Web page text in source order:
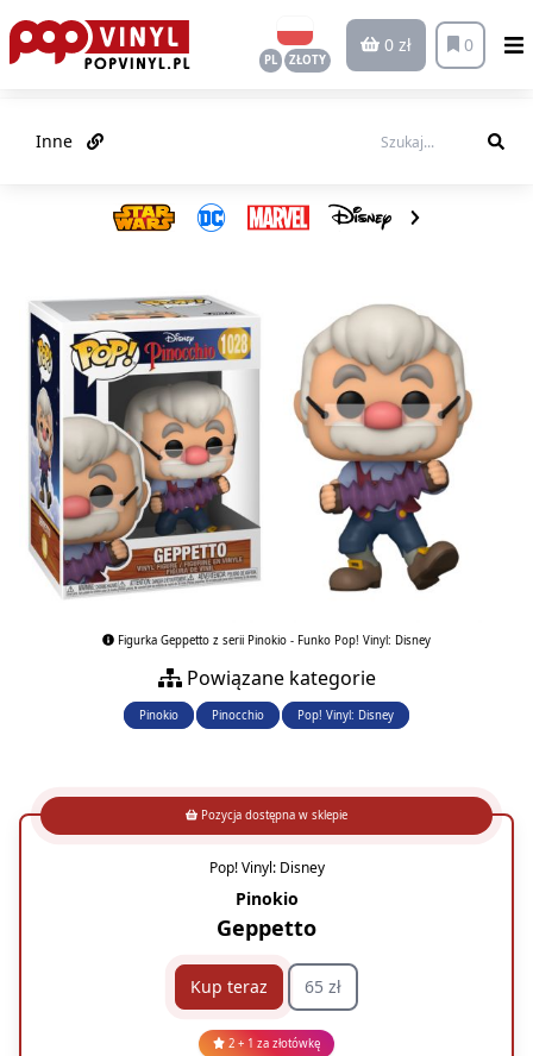
PL ZŁOTY
0 zł 0
Inne
Figurka Geppetto z serii Pinokio - Funko Pop! Vinyl: Disney
Powiązane kategorie
Pinokio Pinocchio Pop! Vinyl: Disney
Pozycja dostępna w sklepie
Pop! Vinyl: Disney
Pinokio
Geppetto
Kup teraz 65 zł
2 + 1 za złotówkę